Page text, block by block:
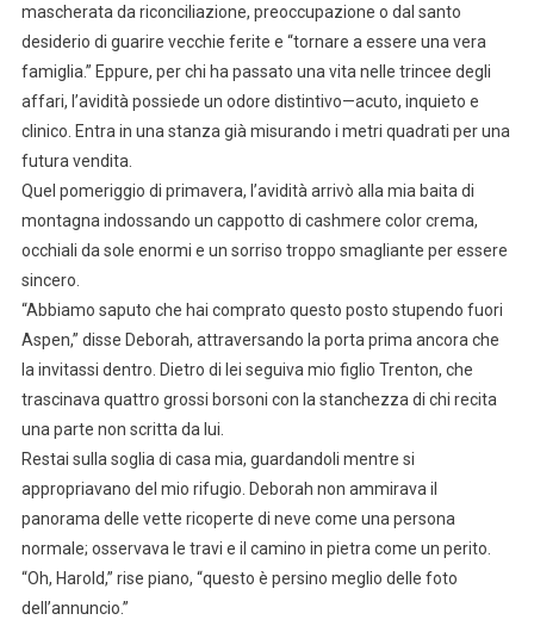
mascherata da riconciliazione, preoccupazione o dal santo
desiderio di guarire vecchie ferite e “tornare a essere una vera
famiglia.” Eppure, per chi ha passato una vita nelle trincee degli
affari, l’avidità possiede un odore distintivo—acuto, inquieto e
clinico. Entra in una stanza già misurando i metri quadrati per una
futura vendita.
Quel pomeriggio di primavera, l’avidità arrivò alla mia baita di
montagna indossando un cappotto di cashmere color crema,
occhiali da sole enormi e un sorriso troppo smagliante per essere
sincero.
“Abbiamo saputo che hai comprato questo posto stupendo fuori
Aspen,” disse Deborah, attraversando la porta prima ancora che
la invitassi dentro. Dietro di lei seguiva mio figlio Trenton, che
trascinava quattro grossi borsoni con la stanchezza di chi recita
una parte non scritta da lui.
Restai sulla soglia di casa mia, guardandoli mentre si
appropriavano del mio rifugio. Deborah non ammirava il
panorama delle vette ricoperte di neve come una persona
normale; osservava le travi e il camino in pietra come un perito.
“Oh, Harold,” rise piano, “questo è persino meglio delle foto
dell’annuncio.”